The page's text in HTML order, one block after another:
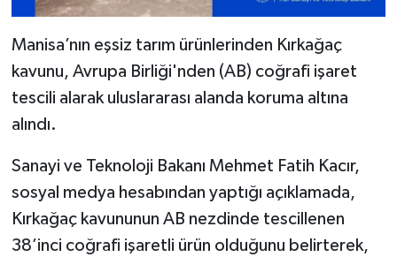
Manisa’nın eşsiz tarım ürünlerinden Kırkağaç
kavunu, Avrupa Birliği'nden (AB) coğrafi işaret
tescili alarak uluslararası alanda koruma altına
alındı.
Sanayi ve Teknoloji Bakanı Mehmet Fatih Kacır,
sosyal medya hesabından yaptığı açıklamada,
Kırkağaç kavununun AB nezdinde tescillenen
38’inci coğrafi işaretli ürün olduğunu belirterek,